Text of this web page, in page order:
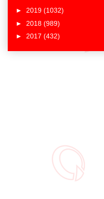
► 2019 (1032)
► 2018 (989)
► 2017 (432)